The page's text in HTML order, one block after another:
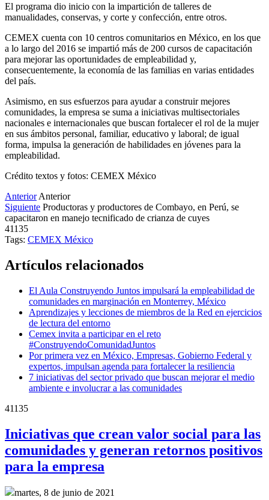
El programa dio inicio con la impartición de talleres de
manualidades, conservas, y corte y confección, entre otros.
CEMEX cuenta con 10 centros comunitarios en México, en los que
a lo largo del 2016 se impartió más de 200 cursos de capacitación
para mejorar las oportunidades de empleabilidad y,
consecuentemente, la economía de las familias en varias entidades
del país.
Asimismo, en sus esfuerzos para ayudar a construir mejores
comunidades, la empresa se suma a iniciativas multisectoriales
nacionales e internacionales que buscan fortalecer el rol de la mujer
en sus ámbitos personal, familiar, educativo y laboral; de igual
forma, impulsa la generación de habilidades en jóvenes para la
empleabilidad.
Crédito textos y fotos: CEMEX México
Anterior Anterior
Siguiente Productoras y productores de Combayo, en Perú, se
capacitaron en manejo tecnificado de crianza de cuyes
41135
Tags: CEMEX México
Artículos relacionados
El Aula Construyendo Juntos impulsará la empleabilidad de
comunidades en marginación en Monterrey, México
Aprendizajes y lecciones de miembros de la Red en ejercicios
de lectura del entorno
Cemex invita a participar en el reto
#ConstruyendoComunidadJuntos
Por primera vez en México, Empresas, Gobierno Federal y
expertos, impulsan agenda para fortalecer la resiliencia
7 iniciativas del sector privado que buscan mejorar el medio
ambiente e involucrar a las comunidades
41135
Iniciativas que crean valor social para las
comunidades y generan retornos positivos
para la empresa
martes, 8 de junio de 2021